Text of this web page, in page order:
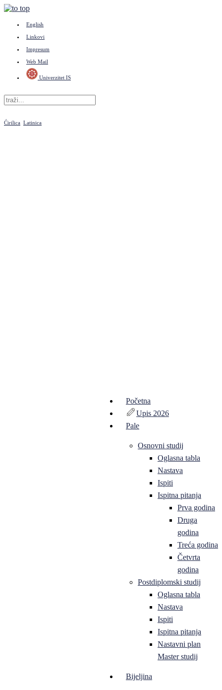
English
Linkovi
Impresum
Web Mail
Univerzitet IS
Ćirilica Latinica
Početna
Upis 2026
Pale
Osnovni studij
Oglasna tabla
Nastava
Ispiti
Ispitna pitanja
Prva godina
Druga
godina
Treća godina
Četvrta
godina
Postdiplomski studij
Oglasna tabla
Nastava
Ispiti
Ispitna pitanja
Nastavni plan
Master studij
Bijeljina